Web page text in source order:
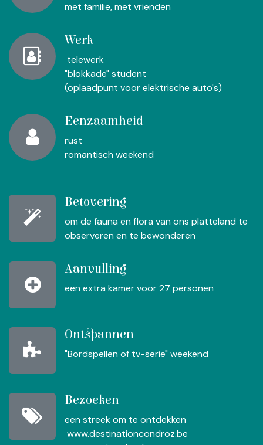
met familie, met vrienden
Werk
telewerk
"blokkade" student
(oplaadpunt voor elektrische auto's)
Eenzaamheid
rust
romantisch weekend
Betovering
om de fauna en flora van ons platteland te
observeren en te bewonderen
Aanvulling
een extra kamer voor 27 personen
Ontspannen
"Bordspellen of tv-serie" weekend
Bezoeken
een streek om te ontdekken
www.destinationcondroz.be